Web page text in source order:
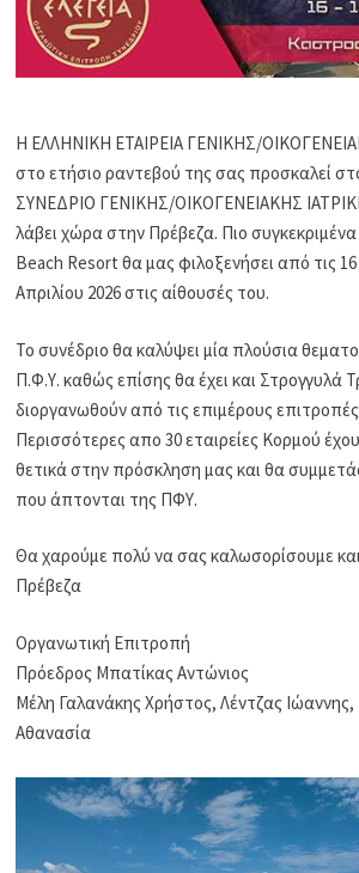
Η ΕΛΛΗΝΙΚΗ ΕΤΑΙΡΕΙΑ ΓΕΝΙΚΗΣ/
στο ετήσιο ραντεβού της σας προσκαλεί
ΣΥΝΕΔΡΙΟ ΓΕΝΙΚΗΣ/ΟΙΚΟΓΕΝΕΙΑΚΗΣ
λάβει χώρα στην Πρέβεζα. Πιο
Beach Resort θα μας φιλοξενήσει από τις 16
Απριλίου 2026 στις αίθουσές του.
Το συνέδριο θα καλύψει μία πλούσια
Π.Φ.Υ. καθώς επίσης θα έχει και Στρογγυλά
διοργανωθούν από τις επιμέρους
Περισσότερες απο 30 εταιρείες Κορμού
θετικά στην πρόσκληση μας και θα
που άπτονται της ΠΦΥ.
Θα χαρούμε πολύ να σας καλωσορίσουμε
Πρέβεζα
Οργανωτική Επιτροπή
Πρόεδρος Μπατίκας Αντώνιος
Μέλη Γαλανάκης Χρήστος, Λέντζας
Αθανασία